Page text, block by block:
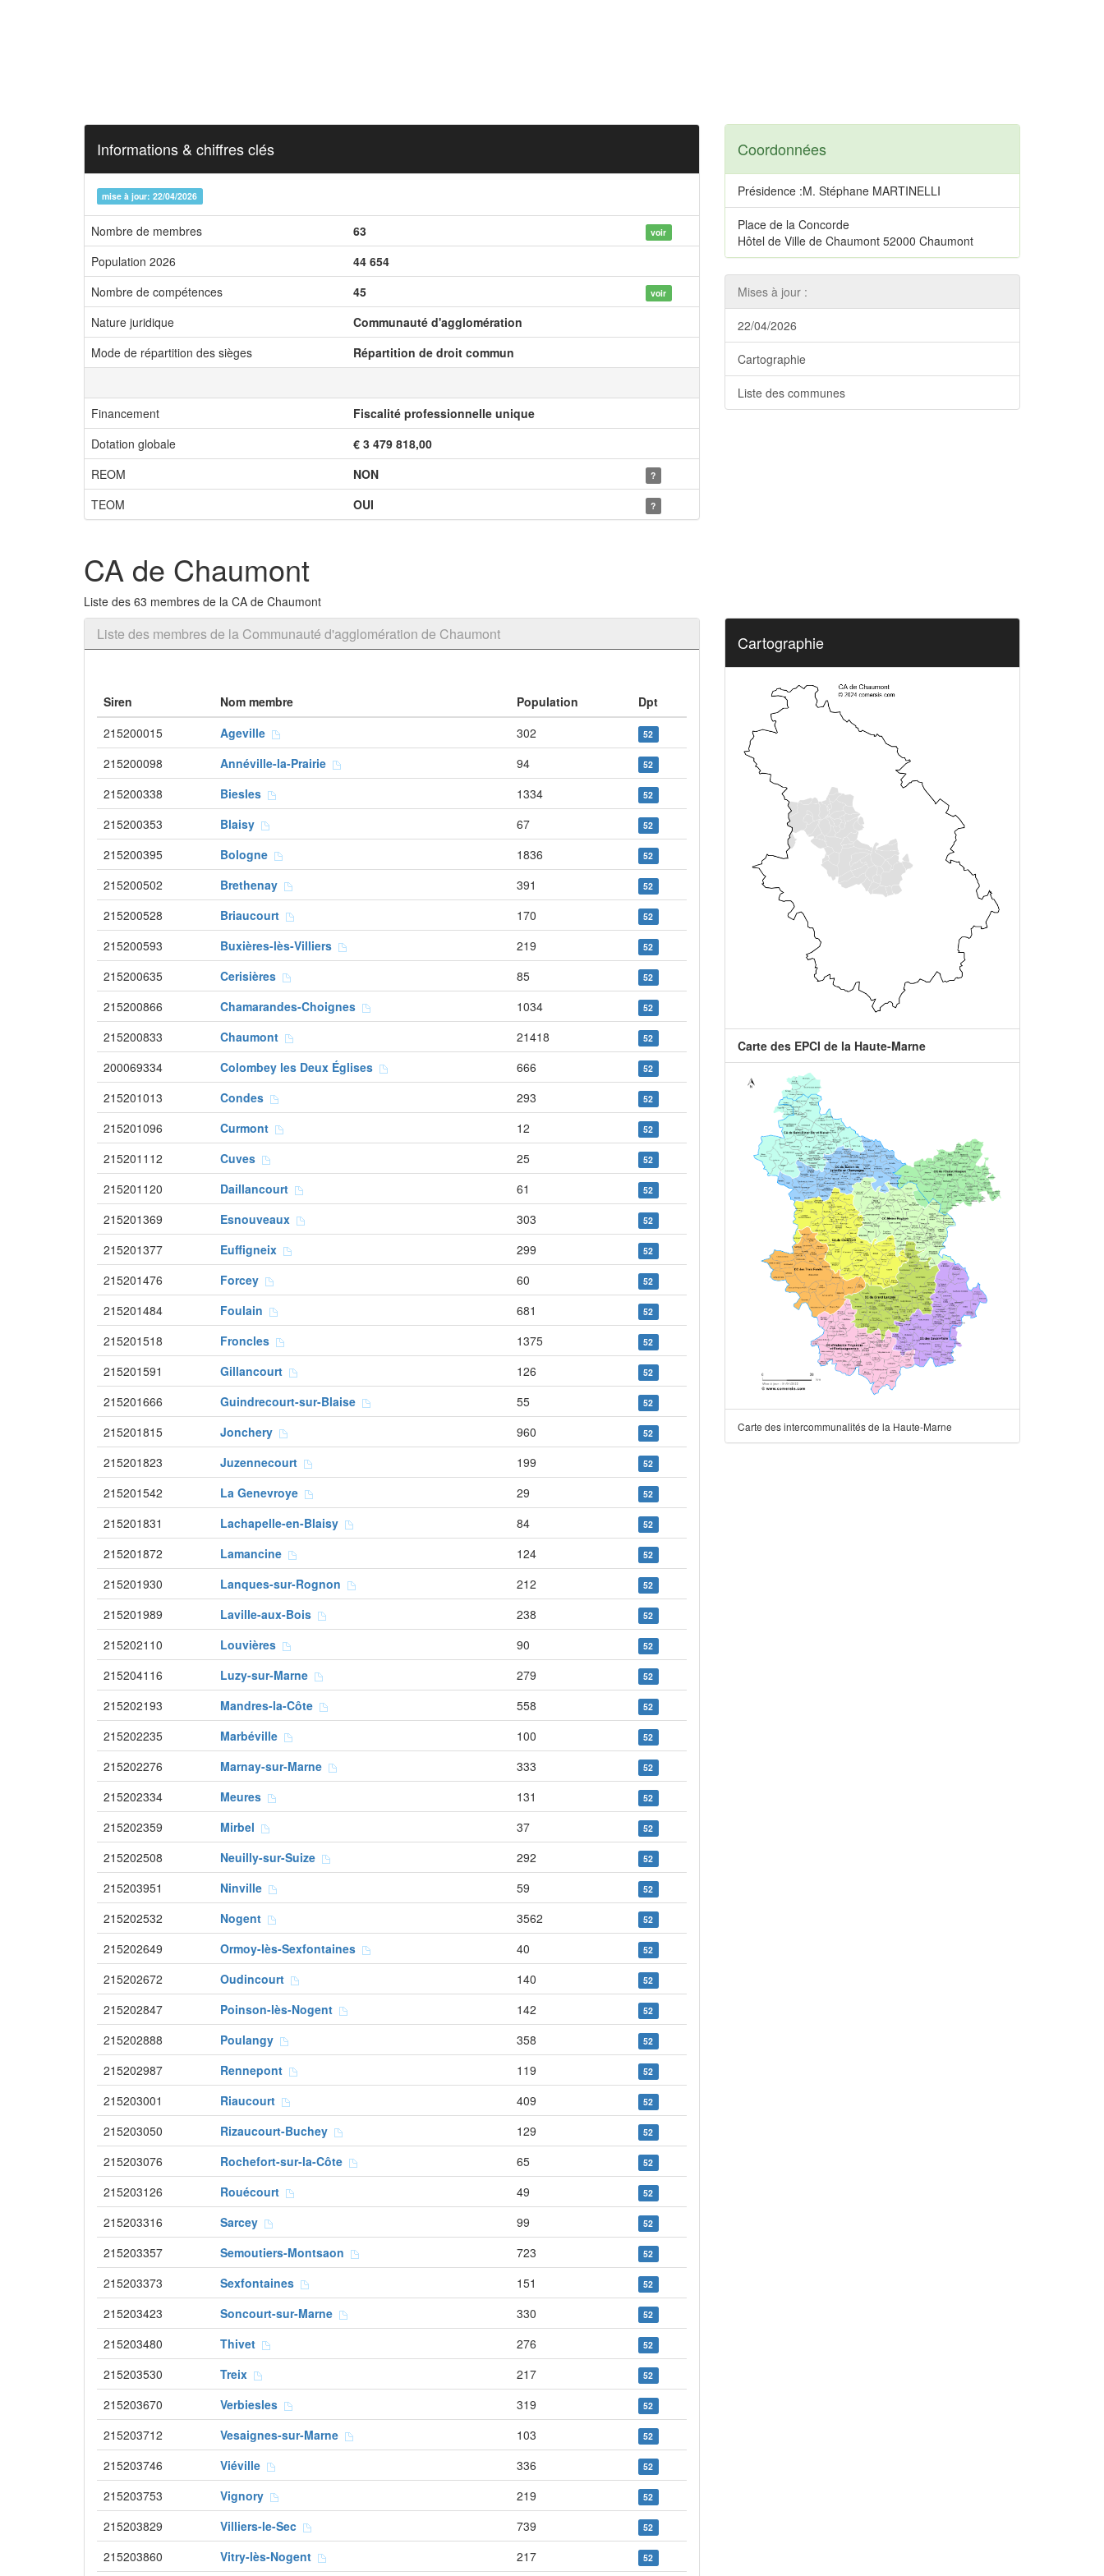
Informations & chiffres clés
mise à jour: 22/04/2026
Nombre de membres 63 voir
Population 2026
44 654
Nombre de compétences
45 voir
Nature juridique
Communauté d'agglomération
Mode de répartition des sièges
Répartition de droit commun
Financement
Fiscalité professionnelle unique
Dotation globale
€ 3 479 818,00
REOM
NON ?
TEOM OUI ?
Coordonnées
Présidence :M. Stéphane MARTINELLI
Place de la Concorde
Hôtel de Ville de Chaumont 52000 Chaumont
Mises à jour :
22/04/2026
Cartographie
Liste des communes
CA de Chaumont
Liste des 63 membres de la CA de Chaumont
Liste des membres de la Communauté d'agglomération de Chaumont
Siren Nom membre Population
Dpt
215200015
Ageville 302 52
215200098 Annéville-la-Prairie 94 52
215200338 Biesles 1334 52
215200353 Blaisy 67 52
215200395 Bologne 1836 52
215200502 Brethenay 391 52
215200528 Briaucourt 170 52
215200593 Buxières-lès-Villiers 219 52
215200635 Cerisières 85 52
215200866 Chamarandes-Choignes 1034 52
215200833 Chaumont 21418 52
200069334 Colombey les Deux Églises 666 52
215201013 Condes 293 52
215201096 Curmont 12 52
215201112 Cuves 25 52
215201120 Daillancourt 61 52
215201369 Esnouveaux 303 52
215201377 Euffigneix 299 52
215201476 Forcey 60 52
215201484 Foulain 681 52
215201518 Froncles 1375 52
215201591 Gillancourt 126 52
215201666 Guindrecourt-sur-Blaise 55 52
215201815 Jonchery 960 52
215201823 Juzennecourt 199 52
215201542 La Genevroye 29 52
215201831 Lachapelle-en-Blaisy 84 52
215201872 Lamancine 124 52
215201930 Lanques-sur-Rognon 212 52
215201989 Laville-aux-Bois 238 52
215202110 Louvières 90 52
215204116 Luzy-sur-Marne 279 52
215202193 Mandres-la-Côte 558 52
215202235 Marbéville 100 52
215202276 Marnay-sur-Marne 333 52
215202334 Meures 131 52
215202359 Mirbel 37 52
215202508 Neuilly-sur-Suize 292 52
215203951 Ninville 59 52
215202532 Nogent 3562 52
215202649 Ormoy-lès-Sexfontaines 40 52
215202672 Oudincourt 140 52
215202847 Poinson-lès-Nogent 142 52
215202888 Poulangy 358 52
215202987 Rennepont 119 52
215203001 Riaucourt 409 52
215203050 Rizaucourt-Buchey 129 52
215203076 Rochefort-sur-la-Côte 65 52
215203126 Rouécourt 49 52
215203316 Sarcey 99 52
215203357 Semoutiers-Montsaon 723 52
215203373 Sexfontaines 151 52
215203423 Soncourt-sur-Marne 330 52
215203480 Thivet 276 52
215203530 Treix 217 52
215203670 Verbiesles 319 52
215203712 Vesaignes-sur-Marne 103 52
215203746 Viéville 336 52
215203753 Vignory 219 52
215203829 Villiers-le-Sec 739 52
215203860 Vitry-lès-Nogent 217 52
Cartographie
Carte des EPCI de la Haute-Marne
Carte des intercommunalités de la Haute-Marne